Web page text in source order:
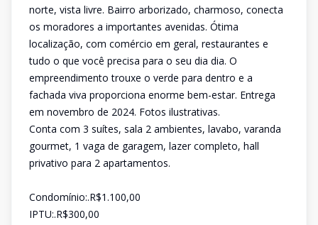
norte, vista livre. Bairro arborizado, charmoso, conecta
os moradores a importantes avenidas. Ótima
localização, com comércio em geral, restaurantes e
tudo o que você precisa para o seu dia dia. O
empreendimento trouxe o verde para dentro e a
fachada viva proporciona enorme bem-estar. Entrega
em novembro de 2024. Fotos ilustrativas.
Conta com 3 suítes, sala 2 ambientes, lavabo, varanda
gourmet, 1 vaga de garagem, lazer completo, hall
privativo para 2 apartamentos.
Condomínio:.R$1.100,00
IPTU:.R$300,00